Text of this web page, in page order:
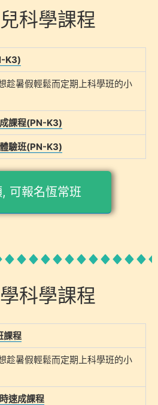
科學課程
K3)
趁暑假輕鬆而定期上科學班的小
課程(PN-K3)
驗班(PN-K3)
可報名恆常班
科學課程
課程
趁暑假輕鬆而定期上科學班的小
速成課程